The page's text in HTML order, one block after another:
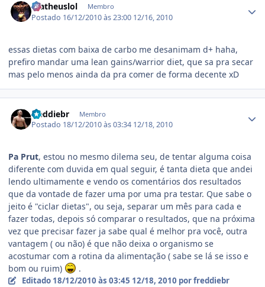
matheuslol Membro
Postado 16/12/2010 às 23:00 12/16, 2010
essas dietas com baixa de carbo me desanimam d+ haha,
prefiro mandar uma lean gains/warrior diet, que sa pra secar
mas pelo menos ainda da pra comer de forma decente xD
freddiebr Membro
Postado 18/12/2010 às 03:34 12/18, 2010
Pa Prut, estou no mesmo dilema seu, de tentar alguma coisa
diferente com duvida em qual seguir, é tanta dieta que andei
lendo ultimamente e vendo os comentários dos resultados
que da vontade de fazer uma por uma pra testar. Que sabe o
jeito é "ciclar dietas", ou seja, separar um mês para cada e
fazer todas, depois só comparar o resultados, que na próxima
vez que precisar fazer ja sabe qual é melhor pra você, outra
vantagem ( ou não) é que não deixa o organismo se
acostumar com a rotina da alimentação ( sabe se lá se isso e
bom ou ruim)
.
Editado 18/12/2010 às 03:45 12/18, 2010 por freddiebr